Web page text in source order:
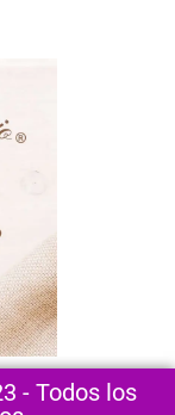
- Todos los